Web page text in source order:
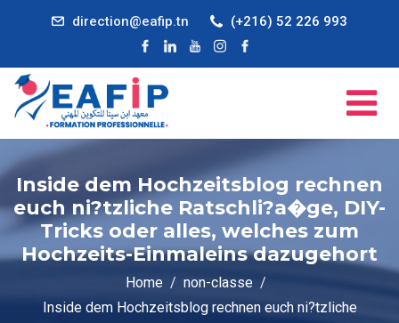
direction@eafip.tn (+216) 52 226 993
Inside dem Hochzeitsblog rechnen
euch ni?tzliche Ratschli?a�ge, DIY-
Tricks oder alles, welches zum
Hochzeits-Einmaleins dazugehort
Home
non-classe
Inside dem Hochzeitsblog rechnen euch ni?tzliche